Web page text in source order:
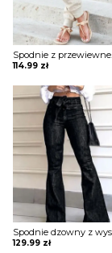
114.99 zł
129.99 zł